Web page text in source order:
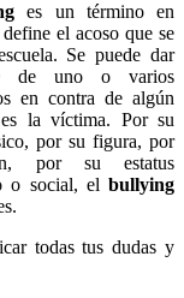
es un término en
el acoso que se
Se puede dar
de uno o varios
en contra de algún
la víctima. Por su
por su figura, por
por su estatus
o social, el bullying
todas tus dudas y